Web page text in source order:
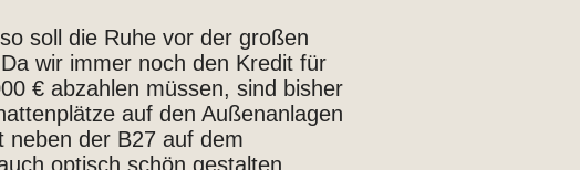
soll die Ruhe vor der großen
wir immer noch den Kredit für
€ abzahlen müssen, sind bisher
auf den Außenanlagen
neben der B27 auf dem
optisch schön gestalten.